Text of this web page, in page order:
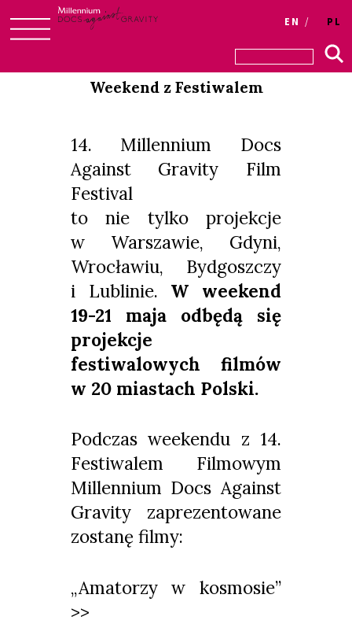
to
Login
EN PL
Weekend z Festiwalem
14. Millennium Docs
Against Gravity Film
Festival
to nie tylko projekcje
w Warszawie, Gdyni,
Wrocławiu, Bydgoszczy
i Lublinie. W weekend
19-21 maja odbędą się
projekcje
festiwalowych filmów
w 20 miastach Polski.
Podczas weekendu z 14.
Festiwalem Filmowym
Millennium Docs Against
Gravity zaprezentowane
zostanę filmy:
„Amatorzy w kosmosie”
>>